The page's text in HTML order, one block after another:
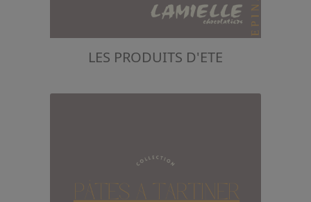
LES PRODUITS D'ETE